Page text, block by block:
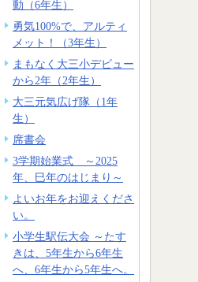
動（6年生）
勇気100%で、アルティ
メット！（3年生）
まもなく大三小デビュー
から2年（2年生）
大三元気広げ隊（1年
生）
席書会
3学期始業式 ～2025
年、巳年のはじまり～
よいお年をお迎えくださ
い。
小学生駅伝大会 ～たす
きは、5年生から6年生
へ、6年生から5年生へ。